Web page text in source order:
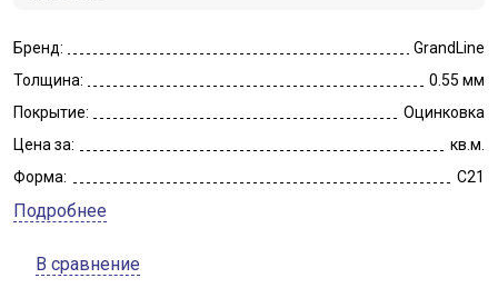
Бренд:
GrandLine
Толщина:
0.55 мм
Покрытие:
Оцинковка
Цена за:
кв.м.
Форма:
C21
Подробнее
В сравнение